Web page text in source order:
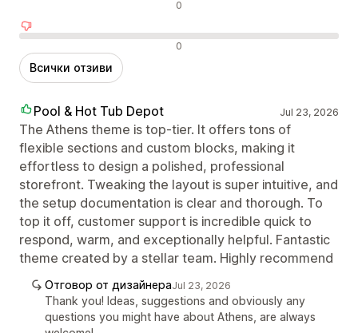
Неутрални отзиви 0
Отрицателни отзиви 0
Всички отзиви
Pool & Hot Tub Depot Jul 23, 2026
The Athens theme is top-tier. It offers tons of
flexible sections and custom blocks, making it
effortless to design a polished, professional
storefront. Tweaking the layout is super intuitive, and
the setup documentation is clear and thorough. To
top it off, customer support is incredible quick to
respond, warm, and exceptionally helpful. Fantastic
theme created by a stellar team. Highly recommend
Отговор от дизайнераJul 23, 2026
Thank you! Ideas, suggestions and obviously any
questions you might have about Athens, are always